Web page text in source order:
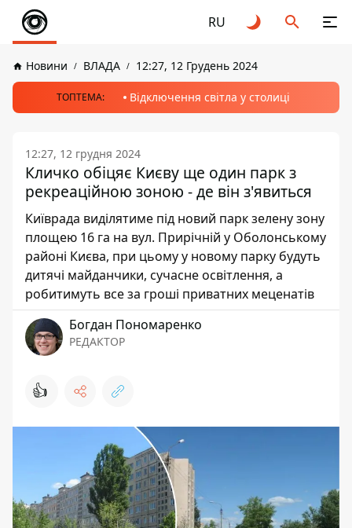
RU
Новини ВЛАДА 12:27, 12 Грудень 2024
ТОПТЕМА: Відключення світла у столиці
12:27, 12 грудня 2024
Кличко обіцяє Києву ще один парк з
рекреаційною зоною - де він з'явиться
Київрада виділятиме під новий парк зелену зону
площею 16 га на вул. Прирічній у Оболонському
районі Києва, при цьому у новому парку будуть
дитячі майданчики, сучасне освітлення, а
робитимуть все за гроші приватних меценатів
Богдан Пономаренко
РЕДАКТОР
👍